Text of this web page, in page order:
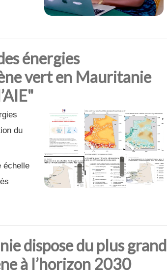
énergies
vert en Mauritanie
du
échelle
dispose du plus grand
à l’horizon 2030